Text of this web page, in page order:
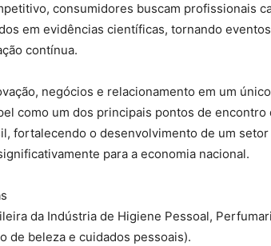
consumidores buscam profissionais
em evidências científicas, tornando
contínua.
negócios e relacionamento em um
como um dos principais pontos de encontro
fortalecendo o desenvolvimento de um
para a economia nacional.
da Indústria de Higiene Pessoal,
de beleza e cuidados pessoais).